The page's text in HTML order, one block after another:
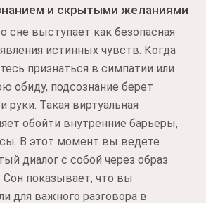
и скрытыми желаниями
сне выступает как безопасная
истинных чувств. Когда
признаться в симпатии или
обиду, подсознание берет
руки. Такая виртуальная
обойти внутренние барьеры,
В этот момент вы ведете
диалог с собой через образ
Сон показывает, что вы
для важного разговора в